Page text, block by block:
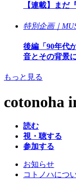
【連載】まだ
特別企画｜
後編「90年代
音とその背景
もっと見る
cotonoha
読む
視・聴する
参加する
お知らせ
コトノハにつ